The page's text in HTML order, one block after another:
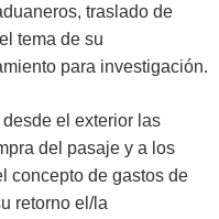
traslado de
tema de su
para investigación.
el exterior las
del pasaje y a los
concepto de gastos de
retorno el/la